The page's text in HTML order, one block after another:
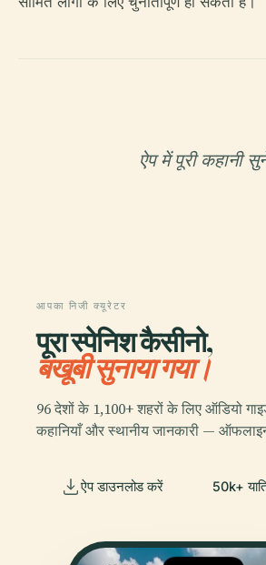
ऐप में पूरी कहानी
आपका निजी क्यूरेटर
पूरा स्पेनिश कैसीनो,
बखूबी सुनाया गया।
96 देशों के 1,100+ शहरों के लिए ऑडियो
कहानियाँ और स्थानीय जानकारी —
ऐप डाउनलोड करें 50k+